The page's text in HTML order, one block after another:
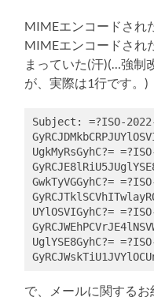
MIMEエンコードされ
MIMEエンコードされ
まっていた(汗)(…強制
が、実際は1行です。)
Subject: =?ISO-
UgkMyRsGyhC?=
GwkTyVGGyhC?=
UYlOSVIGyhC?=
UglYSE8GyhC?=
で、メールに関する